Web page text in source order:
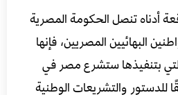
أدناه تنصل الحكومة المصرية
البهائيين المصريين، فإنها
التي بتنفيذها ستشرع مصر في
للدستور والتشريعات الوطنية